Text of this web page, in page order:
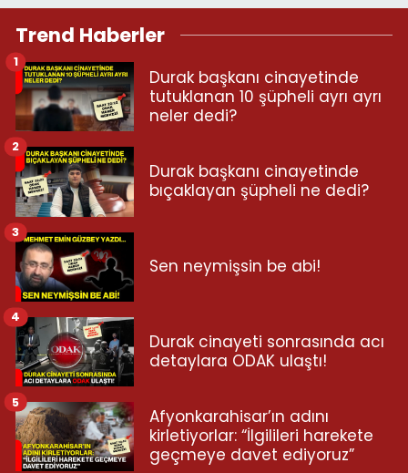
Trend Haberler
Durak başkanı cinayetinde
tutuklanan 10 şüpheli ayrı ayrı
neler dedi?
1
Durak başkanı cinayetinde
bıçaklayan şüpheli ne dedi?
2
Sen neymişsin be abi!
3
Durak cinayeti sonrasında acı
detaylara ODAK ulaştı!
4
Afyonkarahisar’ın adını
kirletiyorlar: “İlgilileri harekete
geçmeye davet ediyoruz”
5